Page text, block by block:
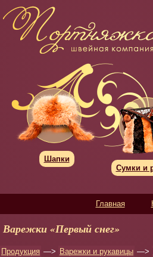
Шапки
Сумки и
Главная
Варежки «Первый снег»
Продукция —> Варежки и рукавицы —>